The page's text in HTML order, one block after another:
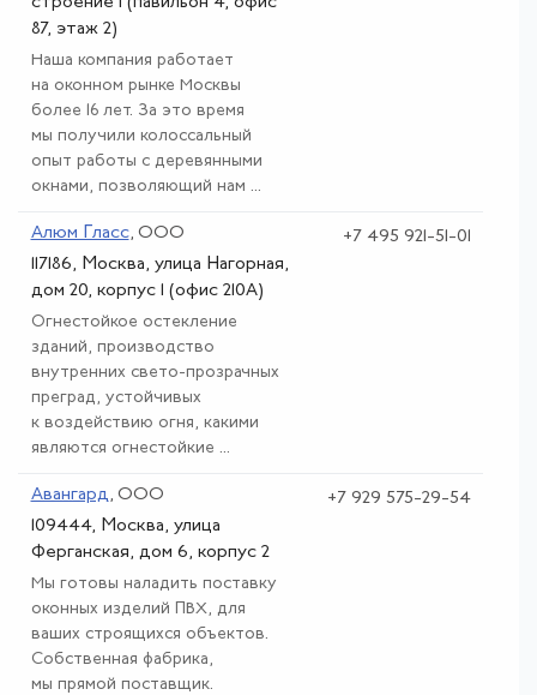
87, этаж 2)
Наша компания работает
на оконном рынке Москвы
более 16 лет. За это время
мы получили колоссальный
опыт работы с деревянными
окнами, позволяющий нам ...
Алюм Гласс, ООО
117186, Москва, улица Нагорная,
дом 20, корпус 1 (офис 210А)
Огнестойкое остекление
зданий, производство
внутренних свето-прозрачных
преград, устойчивых
к воздействию огня, какими
являются огнестойкие ...
+7 495 921-51-01
Авангард, ООО
109444, Москва, улица
Ферганская, дом 6, корпус 2
Мы готовы наладить поставку
оконных изделий ПВХ, для
ваших строящихся объектов.
Собственная фабрика,
мы прямой поставщик.
+7 929 575-29-54